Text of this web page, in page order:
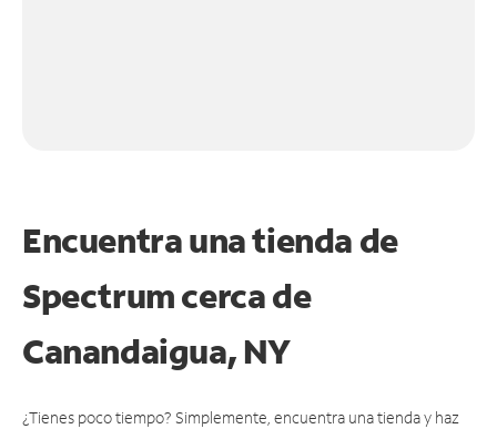
Encuentra una tienda de
Spectrumcerca de
Canandaigua, NY
¿Tienes poco tiempo? Simplemente, encuentra una tienda y haz